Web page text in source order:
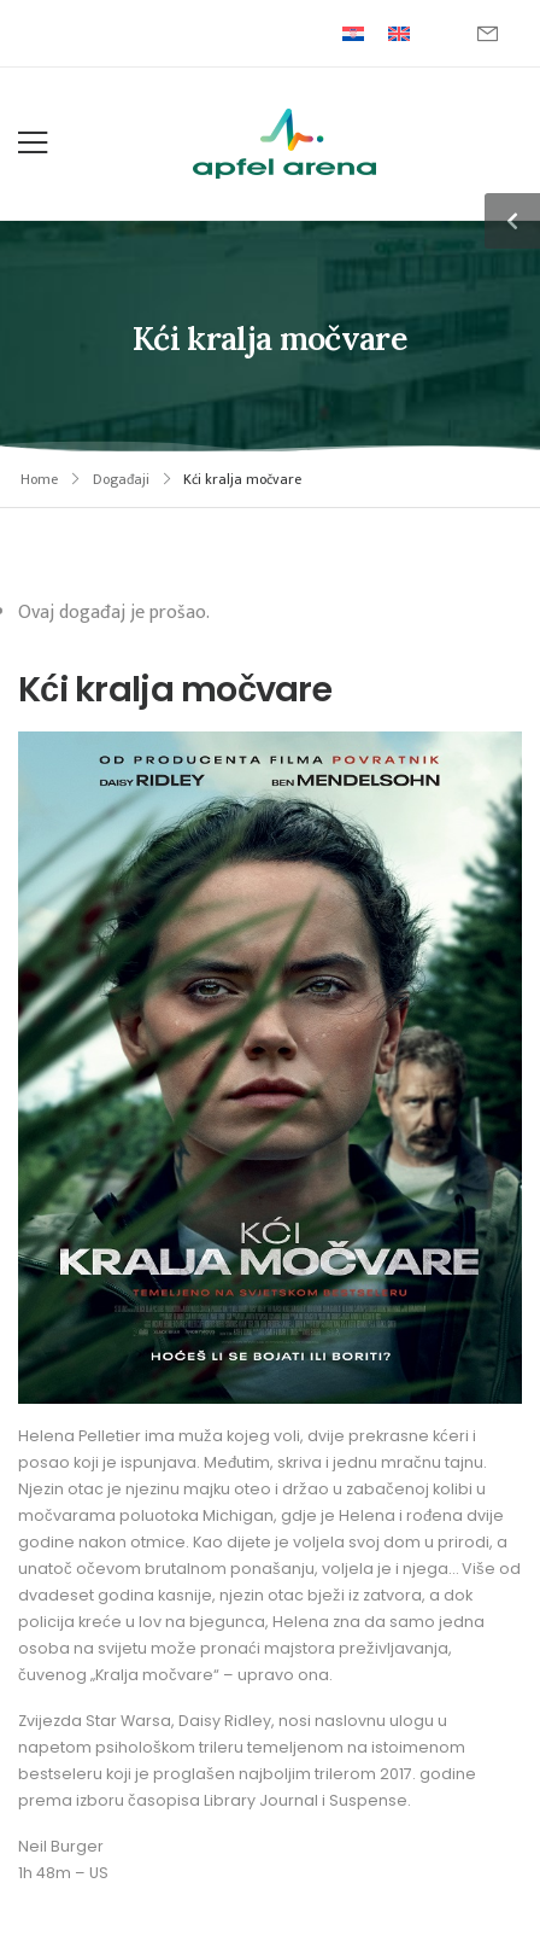
Kći kralja močvare
Home Događaji Kći kralja močvare
Ovaj događaj je prošao.
Kći kralja močvare
Helena Pelletier ima muža kojeg voli, dvije prekrasne kćeri i
posao koji je ispunjava. Međutim, skriva i jednu mračnu tajnu.
Njezin otac je njezinu majku oteo i držao u zabačenoj kolibi u
močvarama poluotoka Michigan, gdje je Helena i rođena dvije
godine nakon otmice. Kao dijete je voljela svoj dom u prirodi, a
unatoč očevom brutalnom ponašanju, voljela je i njega… Više od
dvadeset godina kasnije, njezin otac bježi iz zatvora, a dok
policija kreće u lov na bjegunca, Helena zna da samo jedna
osoba na svijetu može pronaći majstora preživljavanja,
čuvenog „Kralja močvare“ – upravo ona.
Zvijezda Star Warsa, Daisy Ridley, nosi naslovnu ulogu u
napetom psihološkom trileru temeljenom na istoimenom
bestseleru koji je proglašen najboljim trilerom 2017. godine
prema izboru časopisa Library Journal i Suspense.
Neil Burger
1h 48m – US